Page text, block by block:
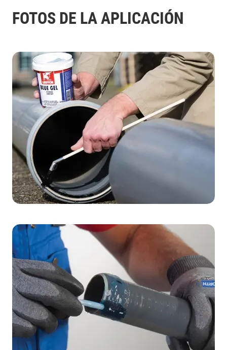
FOTOS DE LA APLICACIÓN